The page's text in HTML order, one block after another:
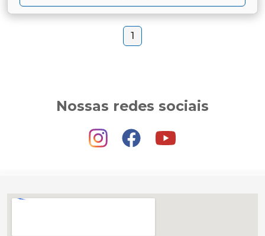
1
Nossas redes sociais